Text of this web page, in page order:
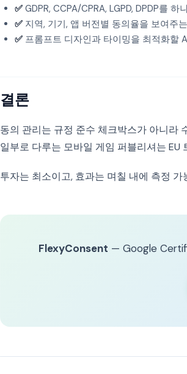
✅ GDPR, CCPA/CPRA, LGPD, DPDP를 하
✅ 지역, 기기, 앱 버전별 동의율을 보여주
✅ 프롬프트 디자인과 타이밍을 최적화할
결론
동의 관리는 규정 준수 체크박스가 아니라
일부로 다루는 모바일 게임 퍼블리셔는
투자는 최소이고, 효과는 며칠 내에 측정
FlexyConsent — Google